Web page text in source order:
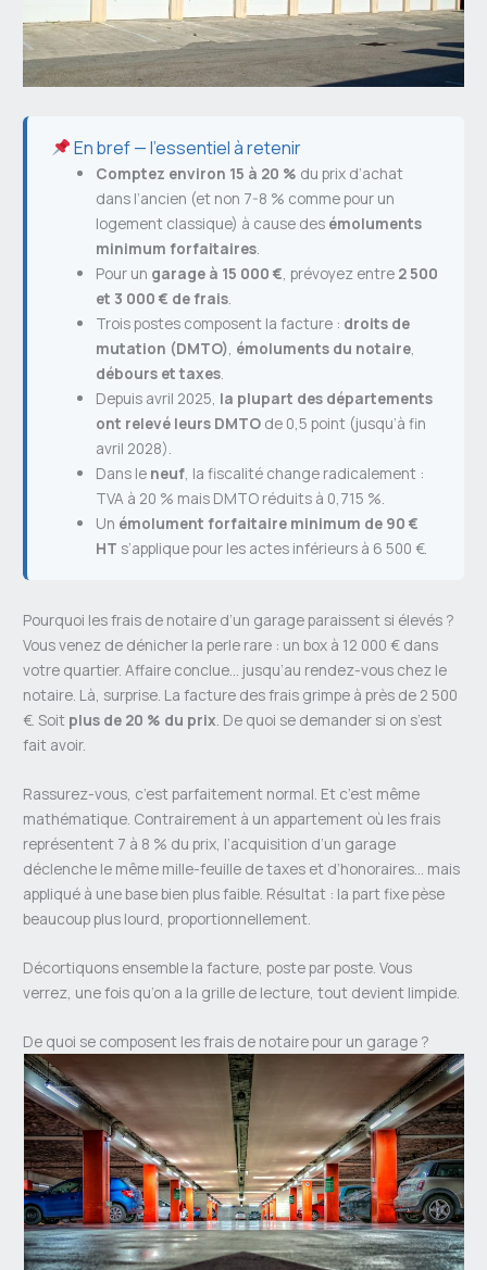
En bref — l’essentiel à retenir
Comptez environ 15 à 20 % du prix d’achat
dans l’ancien (et non 7-8 % comme pour un
logement classique) à cause des émoluments
minimum forfaitaires.
Pour un garage à 15 000 €, prévoyez entre 2 500
et 3 000 € de frais.
Trois postes composent la facture : droits de
mutation (DMTO), émoluments du notaire,
débours et taxes.
Depuis avril 2025, la plupart des départements
ont relevé leurs DMTO de 0,5 point (jusqu’à fin
avril 2028).
Dans le neuf, la fiscalité change radicalement :
TVA à 20 % mais DMTO réduits à 0,715 %.
Un émolument forfaitaire minimum de 90 €
HT s’applique pour les actes inférieurs à 6 500 €.
Pourquoi les frais de notaire d’un garage paraissent si élevés ?
Vous venez de dénicher la perle rare : un box à 12 000 € dans
votre quartier. Affaire conclue… jusqu’au rendez-vous chez le
notaire. Là, surprise. La facture des frais grimpe à près de 2 500
€. Soit plus de 20 % du prix. De quoi se demander si on s’est
fait avoir.
Rassurez-vous, c’est parfaitement normal. Et c’est même
mathématique. Contrairement à un appartement où les frais
représentent 7 à 8 % du prix, l’acquisition d’un garage
déclenche le même mille-feuille de taxes et d’honoraires… mais
appliqué à une base bien plus faible. Résultat : la part fixe pèse
beaucoup plus lourd, proportionnellement.
Décortiquons ensemble la facture, poste par poste. Vous
verrez, une fois qu’on a la grille de lecture, tout devient limpide.
De quoi se composent les frais de notaire pour un garage ?